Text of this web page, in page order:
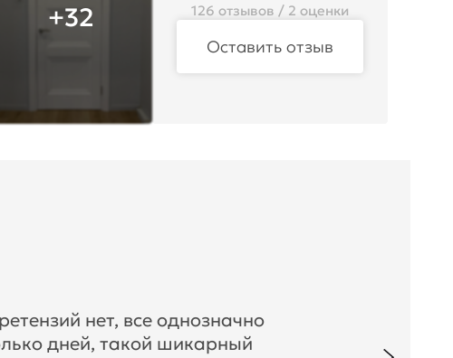
+32 126 отзывов / 2 оценки
Оставить отзыв
нет, все однозначно
дней, такой шикарный